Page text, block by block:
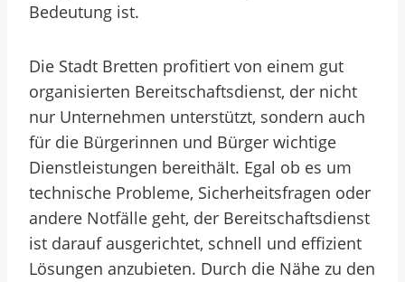
Bedeutung ist.
Die Stadt Bretten profitiert von einem gut
organisierten Bereitschaftsdienst, der nicht
nur Unternehmen unterstützt, sondern auch
für die Bürgerinnen und Bürger wichtige
Dienstleistungen bereithält. Egal ob es um
technische Probleme, Sicherheitsfragen oder
andere Notfälle geht, der Bereitschaftsdienst
ist darauf ausgerichtet, schnell und effizient
Lösungen anzubieten. Durch die Nähe zu den